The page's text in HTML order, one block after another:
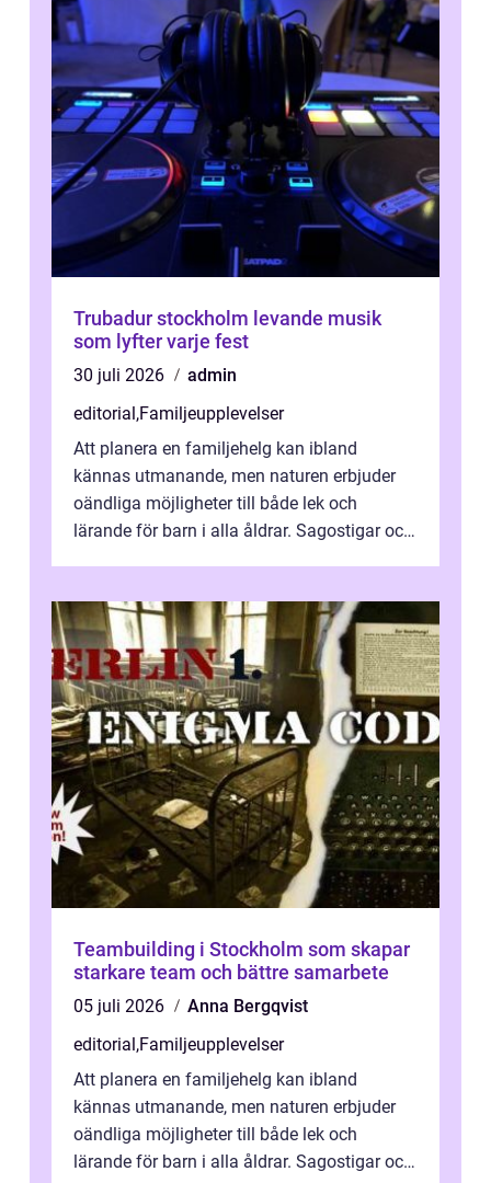
Trubadur stockholm levande musik
som lyfter varje fest
30 juli 2026
admin
editorial ,Familjeupplevelser
Att planera en familjehelg kan ibland
kännas utmanande, men naturen erbjuder
oändliga möjligheter till både lek och
lärande för barn i alla åldrar. Sagostigar och
Teambuilding i Stockholm som skapar
starkare team och bättre samarbete
05 juli 2026
Anna Bergqvist
editorial ,Familjeupplevelser
Att planera en familjehelg kan ibland
kännas utmanande, men naturen erbjuder
oändliga möjligheter till både lek och
lärande för barn i alla åldrar. Sagostigar och